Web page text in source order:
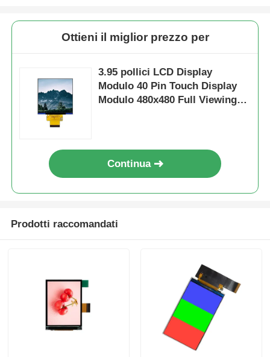
Ottieni il miglior prezzo per
3.95 pollici LCD Display
Modulo 40 Pin Touch Display
Modulo 480x480 Full Viewing
Continua
Prodotti raccomandati